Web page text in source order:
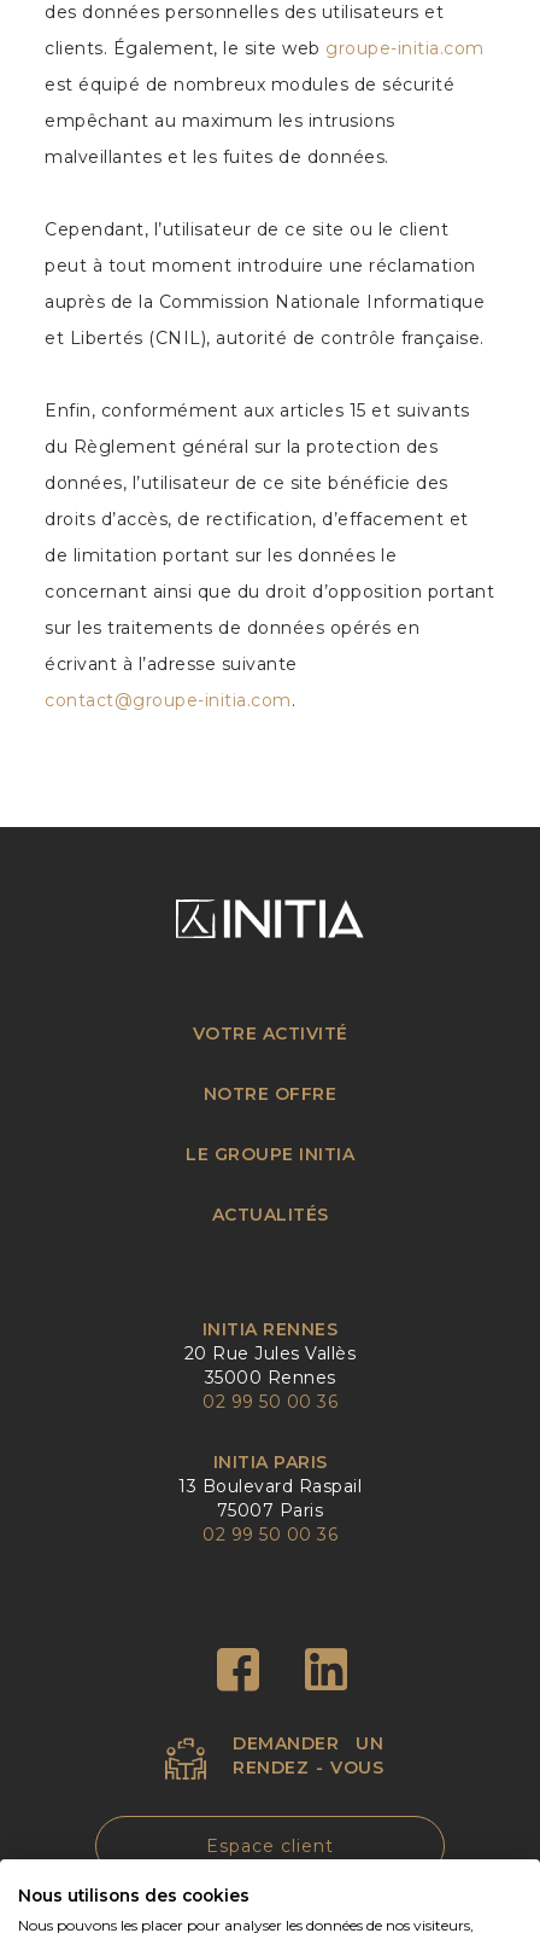
des données personnelles des utilisateurs et
clients. Également, le site web groupe-initia.com
est équipé de nombreux modules de sécurité
empêchant au maximum les intrusions
malveillantes et les fuites de données.
Cependant, l’utilisateur de ce site ou le client
peut à tout moment introduire une réclamation
auprès de la Commission Nationale Informatique
et Libertés (CNIL), autorité de contrôle française.
Enfin, conformément aux articles 15 et suivants
du Règlement général sur la protection des
données, l’utilisateur de ce site bénéficie des
droits d’accès, de rectification, d’effacement et
de limitation portant sur les données le
concernant ainsi que du droit d’opposition portant
sur les traitements de données opérés en
écrivant à l’adresse suivante
contact@groupe-initia.com.
INITIA RENNES
20 Rue Jules Vallès
35000 Rennes
02 99 50 00 36
INITIA PARIS
13 Boulevard Raspail
75007 Paris
02 99 50 00 36
VOTRE ACTIVITÉ
NOTRE OFFRE
LE GROUPE INITIA
ACTUALITÉS
DEMANDER UN
RENDEZ - VOUS
Espace client
Nous utilisons des cookies
Nous pouvons les placer pour analyser les données de nos visiteurs,